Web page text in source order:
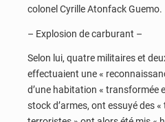
colonel Cyrille Atonfack Guemo.
– Explosion de carburant –
Selon lui, quatre militaires et
effectuaient une «
d’une habitation « transformée
stock d’armes, ont essuyé des